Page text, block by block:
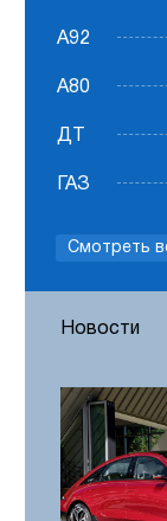
А92
А80
ДТ
ГАЗ
Смотреть
Новости